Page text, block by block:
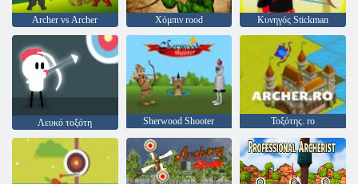
Archer vs Archer Χόμπιν rood Κυνηγός Stickman
Λευκό τοξότη Sherwood Shooter Τοξότης. ro